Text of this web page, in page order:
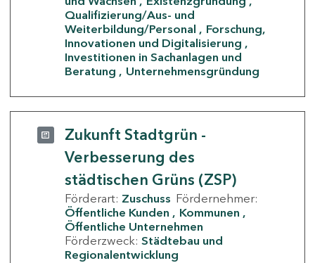
Qualifizierung/Aus- und
Weiterbildung/Personal
Forschung,
Innovationen und Digitalisierung
Investitionen in Sachanlagen und
Beratung
Unternehmensgründung
Zukunft Stadtgrün -
Verbesserung des
städtischen Grüns (ZSP)
Förderart: Zuschuss Fördernehmer:
Öffentliche Kunden
Kommunen
Öffentliche Unternehmen
Förderzweck: Städtebau und
Regionalentwicklung